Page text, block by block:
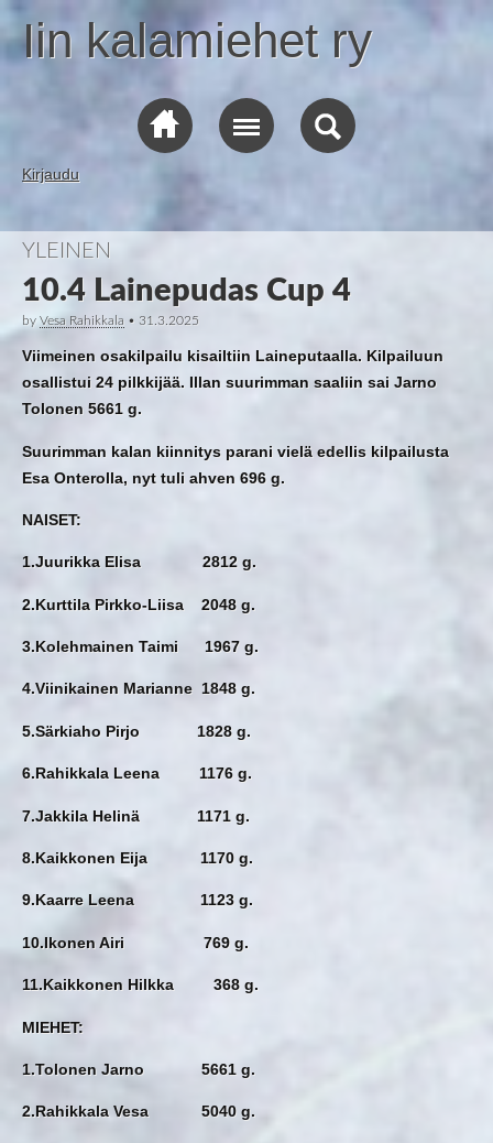
Iin kalamiehet ry
Kirjaudu
YLEINEN
10.4 Lainepudas Cup 4
by Vesa Rahikkala • 31.3.2025
Viimeinen osakilpailu kisailtiin Laineputaalla. Kilpailuun
osallistui 24 pilkkijää. Illan suurimman saaliin sai Jarno
Tolonen 5661 g.
Suurimman kalan kiinnitys parani vielä edellis kilpailusta
Esa Onterolla, nyt tuli ahven 696 g.
NAISET:
1.Juurikka Elisa 2812 g.
2.Kurttila Pirkko-Liisa 2048 g.
3.Kolehmainen Taimi 1967 g.
4.Viinikainen Marianne 1848 g.
5.Särkiaho Pirjo 1828 g.
6.Rahikkala Leena 1176 g.
7.Jakkila Helinä 1171 g.
8.Kaikkonen Eija 1170 g.
9.Kaarre Leena 1123 g.
10.Ikonen Airi 769 g.
11.Kaikkonen Hilkka 368 g.
MIEHET:
1.Tolonen Jarno 5661 g.
2.Rahikkala Vesa 5040 g.